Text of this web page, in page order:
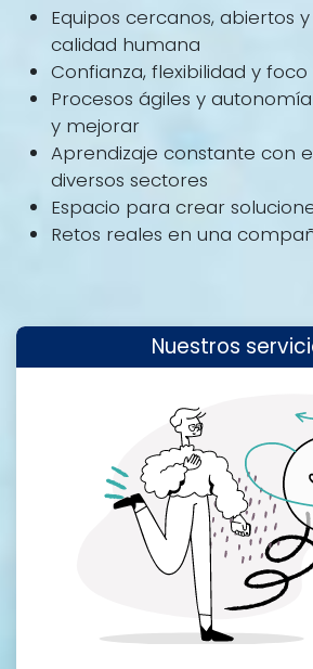
Equipos cercanos, abiertos
calidad humana
Confianza, flexibilidad y
Procesos ágiles y
y mejorar
Aprendizaje constante con
diversos sectores
Espacio para crear
Retos reales en una
Nuestros